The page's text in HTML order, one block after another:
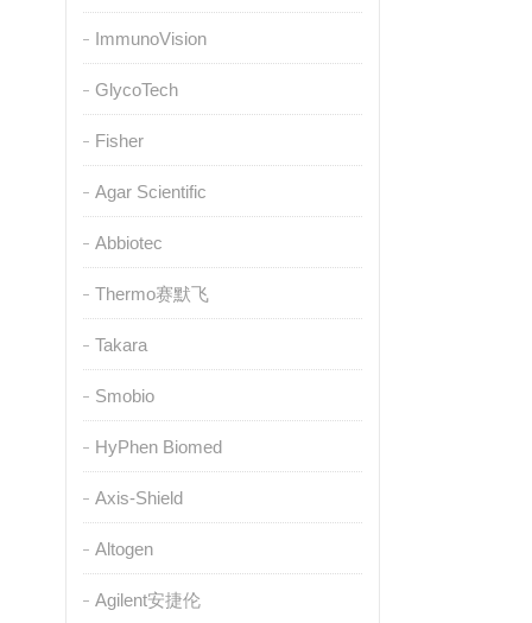
ImmunoVision
GlycoTech
Fisher
Agar Scientific
Abbiotec
Thermo赛默飞
Takara
Smobio
HyPhen Biomed
Axis-Shield
Altogen
Agilent安捷伦